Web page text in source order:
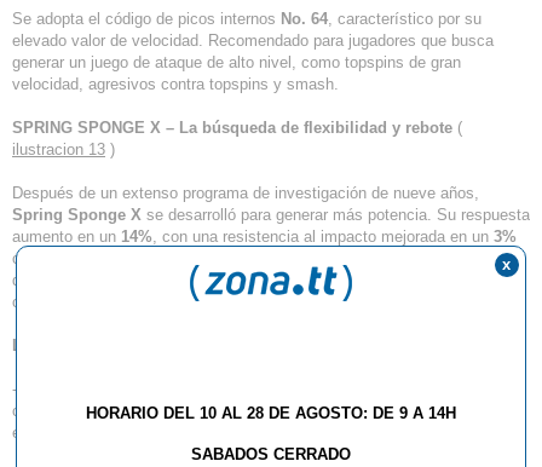
Se adopta el código de picos internos No. 64, característico por su
elevado valor de velocidad. Recomendado para jugadores que busca
generar un juego de ataque de alto nivel, como topspins de gran
velocidad, agresivos contra topspins y smash.
SPRING SPONGE X – La búsqueda de flexibilidad y rebote (
ilustracion 13 )
Después de un extenso programa de investigación de nueve años,
Spring Sponge X se desarrolló para generar más potencia. Su respuesta
aumento en un 14%, con una resistencia al impacto mejorada en un 3%
comparada con la spring sponge actual; el resultado es una gran
diferencia en el nivel de potencia generado.Spring Sponge X
clave para brindar un alto rendimiento a
DIGNICS
Las razones por las que se requiere flexibilidad y rebote
- Se requiere una gran
crear un alto grado de giro combinado con estabilidad. Además, la
esponja a de tener elasticidad para generar potencia.
HORARIO DEL 10 AL 28 DE AGOSTO: DE 9 A 14H
SABADOS CERRADO
x